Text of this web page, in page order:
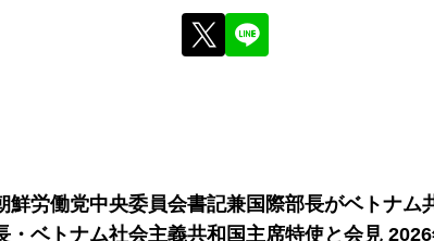
鮮労働党中央委員会書記兼国際部長がベトナム
・ベトナム社会主義共和国主席特使と会見 2026